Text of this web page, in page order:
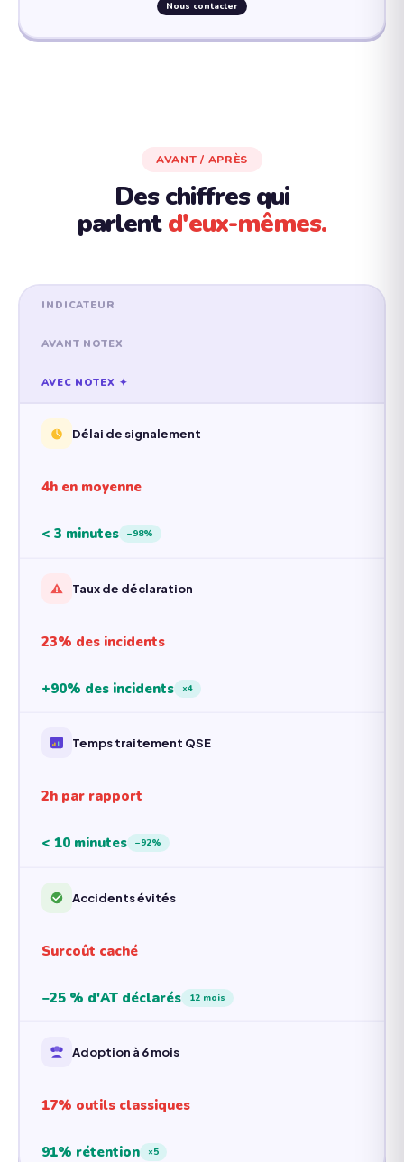
Nous contacter
AVANT / APRÈS
Des chiffres qui
parlentd'eux-mêmes.
INDICATEUR
AVANT NOTEX
AVEC NOTEX ✦
Délai de signalement
4h en moyenne
< 3 minutes −98%
Taux de déclaration
23% des incidents
+90% des incidents ×4
Temps traitement QSE
2h par rapport
< 10 minutes −92%
Accidents évités
Surcoût caché
−25 % d'AT déclarés 12 mois
Adoption à 6 mois
17% outils classiques
91% rétention ×5